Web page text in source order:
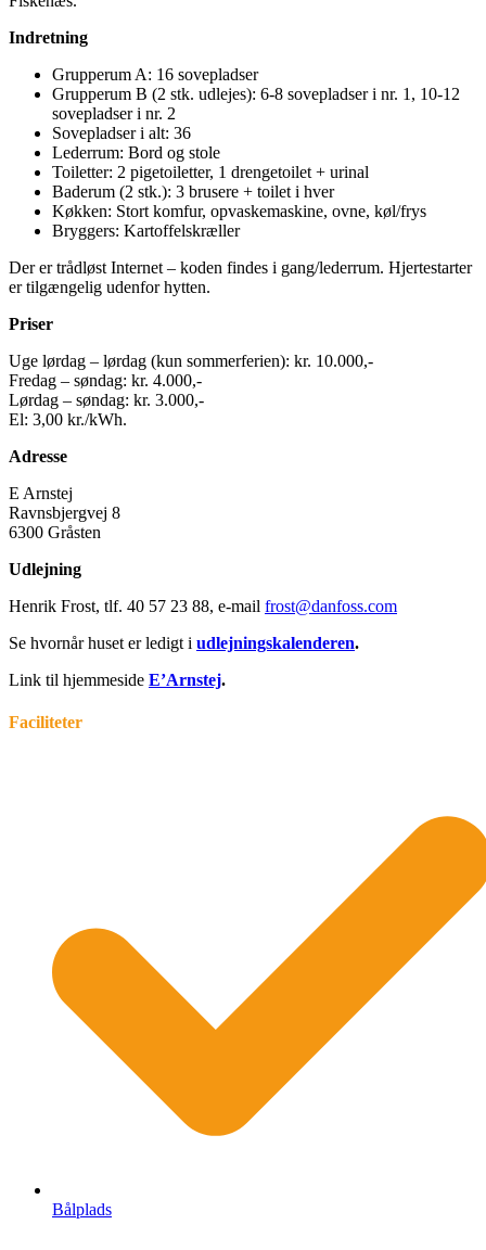
Indretning
Grupperum A: 16 sovepladser
Grupperum B (2 stk. udlejes): 6-8 sovepladser i nr. 1, 10-12
sovepladser i nr. 2
Sovepladser i alt: 36
Lederrum: Bord og stole
Toiletter: 2 pigetoiletter, 1 drengetoilet + urinal
Baderum (2 stk.): 3 brusere + toilet i hver
Køkken: Stort komfur, opvaskemaskine, ovne, køl/frys
Bryggers: Kartoffelskræller
Der er trådløst Internet – koden findes i gang/lederrum. Hjertestarter
er tilgængelig udenfor hytten.
Priser
Uge lørdag – lørdag (kun sommerferien): kr. 10.000,-
Fredag – søndag: kr. 4.000,-
Lørdag – søndag: kr. 3.000,-
El: 3,00 kr./kWh.
Adresse
E Arnstej
Ravnsbjergvej 8
6300 Gråsten
Udlejning
Henrik Frost, tlf. 40 57 23 88, e-mail frost@danfoss.com
Se hvornår huset er ledigt i udlejningskalenderen.
Link til hjemmeside E’Arnstej.
Faciliteter
Bålplads